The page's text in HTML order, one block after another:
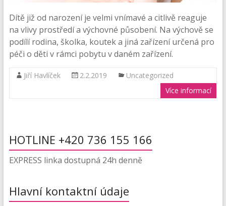
Dítě již od narození je velmi vnímavé a citlivě reaguje
na vlivy prostředí a výchovné působení. Na výchově se
podílí rodina, školka, koutek a jiná zařízení určená pro
péči o děti v rámci pobytu v daném zařízení.
Jiří Havlíček 2.2.2019
Uncategorized
Více informací
HOTLINE +420 736 155 166
EXPRESS linka dostupná 24h denně
Hlavní kontaktní údaje